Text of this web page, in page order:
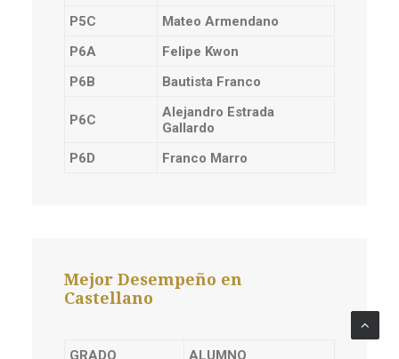
P5C
Mateo Armendano
P6A
Felipe Kwon
P6B
Bautista Franco
P6C
Alejandro Estrada
Gallardo
P6D
Franco Marro
Mejor Desempeño en
Castellano
GRADO ALUMNO